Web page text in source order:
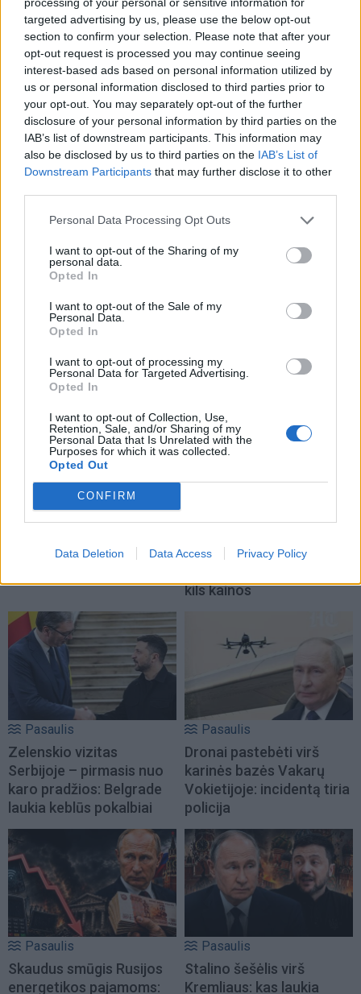
targeted advertising by us, please use the below opt-out
section to confirm your selection. Please note that after your
opt-out request is processed you may continue seeing
interest-based ads based on personal information utilized by
us or personal information disclosed to third parties prior to
your opt-out. You may separately opt-out of the further
disclosure of your personal information by third parties on the
IAB’s list of downstream participants. This information may
also be disclosed by us to third parties on the IAB’s List of
Downstream Participants that may further disclose it to other
Personal Data Processing Opt Outs
I want to opt-out of the Sharing of my
personal data.
Opted In
I want to opt-out of the Sale of my
Personal Data.
Opted In
I want to opt-out of processing my
Personal Data for Targeted Advertising.
Opted In
I want to opt-out of Collection, Use,
Retention, Sale, and/or Sharing of my
Personal Data that Is Unrelated with the
Purposes for which it was collected.
Opted Out
CONFIRM
Data Deletion Data Access Privacy Policy
Sutinku sutaisyklėmis
This site is protected by
reCAPTCHA and the Google
Privacy PolicyandTerms of
Serviceapply.
TAIP PAT SKAITYKITE
Pasaulis
pavagia kuro už šimtus
parduotuvėse pritrūks
kils kainos
Pasaulis
Zelenskio vizitas
Serbijoje – pirmasis nuo
karo pradžios: Belgrade
laukia keblūs pokalbiai
Pasaulis
Dronai pastebėti virš
karinės bazės Vakarų
Vokietijoje: incidentą tiria
policija
Pasaulis
Skaudus smūgis Rusijos
energetikos pajamoms:
Pasaulis
Stalino šešėlis virš
Kremliaus: kas laukia